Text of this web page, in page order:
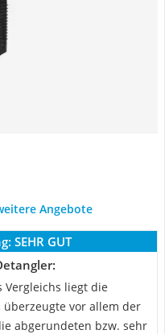
Angebote
SEHR GUT
Vergleichs liegt die
überzeugte vor allem der
abgerundeten bzw. sehr